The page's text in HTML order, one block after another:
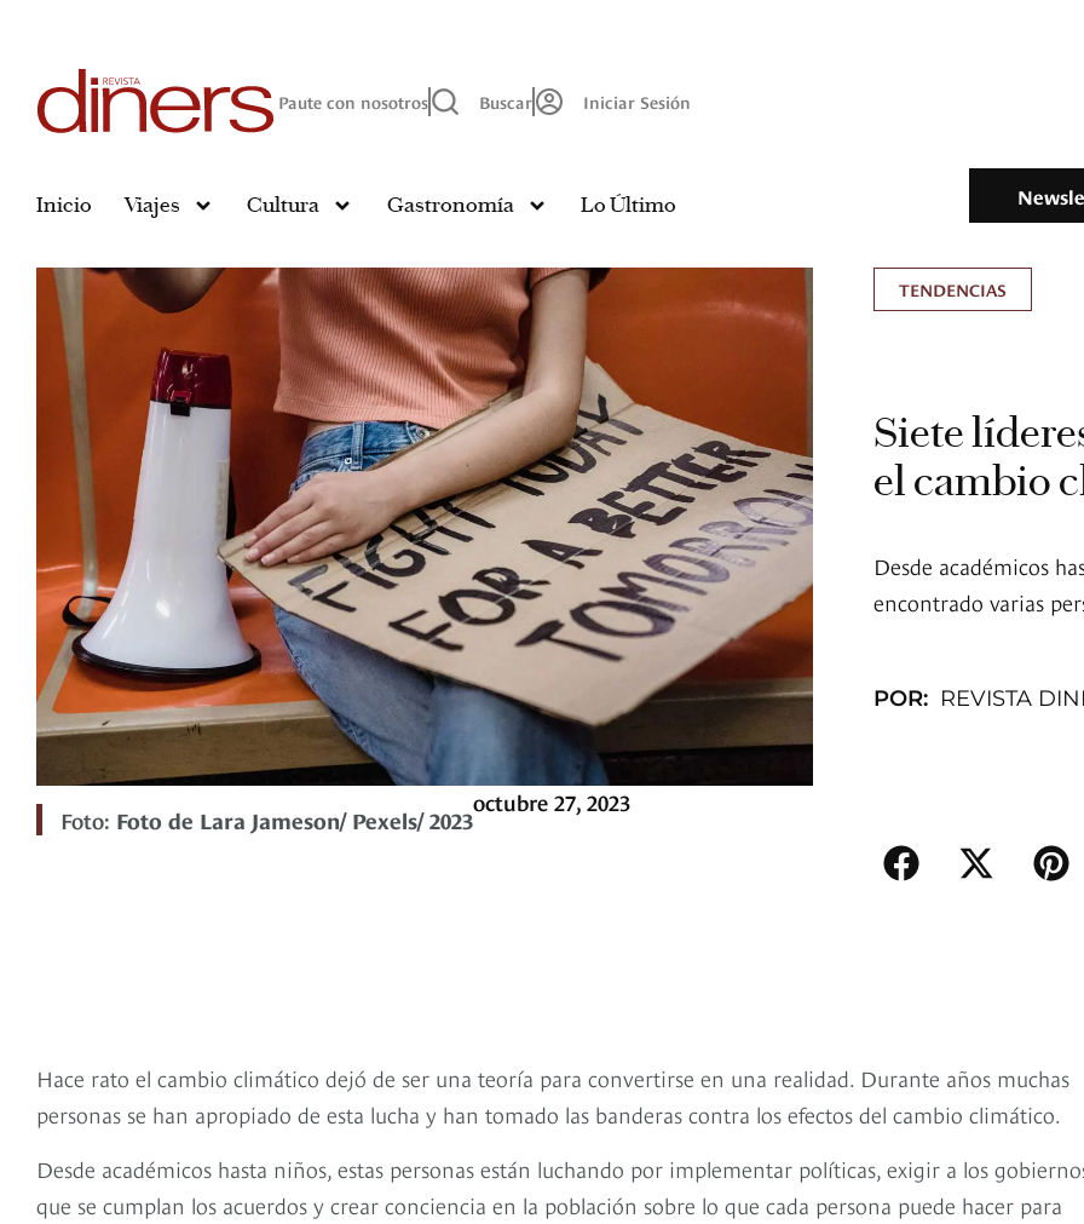
Paute con nosotros Buscar Iniciar Sesión
Inicio Viajes Cultura Gastronomía Lo Último
Foto: Foto de Lara Jameson/ Pexels/ 2023
octubre 27, 2023
TENDENCIAS
Siete
el cambio
Desde académicos
encontrado varias
POR: REVISTA
Hace rato el cambio climático dejó de ser una teoría para convertirse en una realidad. Durante años muchas
personas se han apropiado de esta lucha y han tomado las banderas contra los efectos del cambio climático.
Desde académicos hasta niños, estas personas están luchando por implementar políticas, exigir a los
que se cumplan los acuerdos y crear conciencia en la población sobre lo que cada persona puede hacer para